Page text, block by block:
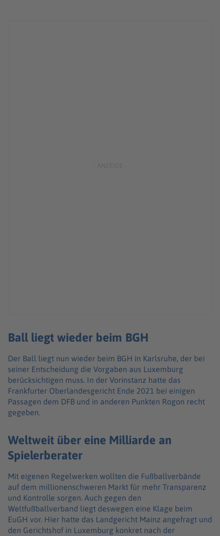
Ball liegt wieder beim BGH
Der Ball liegt nun wieder beim BGH in Karlsruhe, der bei
seiner Entscheidung die Vorgaben aus Luxemburg
berücksichtigen muss. In der Vorinstanz hatte das
Frankfurter Oberlandesgericht Ende 2021 bei einigen
Passagen dem DFB und in anderen Punkten Rogon recht
gegeben.
Weltweit über eine Milliarde an
Spielerberater
Mit eigenen Regelwerken wollten die Fußballverbände
auf dem millionenschweren Markt für mehr Transparenz
und Kontrolle sorgen. Auch gegen den
Weltfußballverband liegt deswegen eine Klage beim
EuGH vor. Hier hatte das Landgericht Mainz angefragt und
den Gerichtshof in Luxemburg konkret nach der